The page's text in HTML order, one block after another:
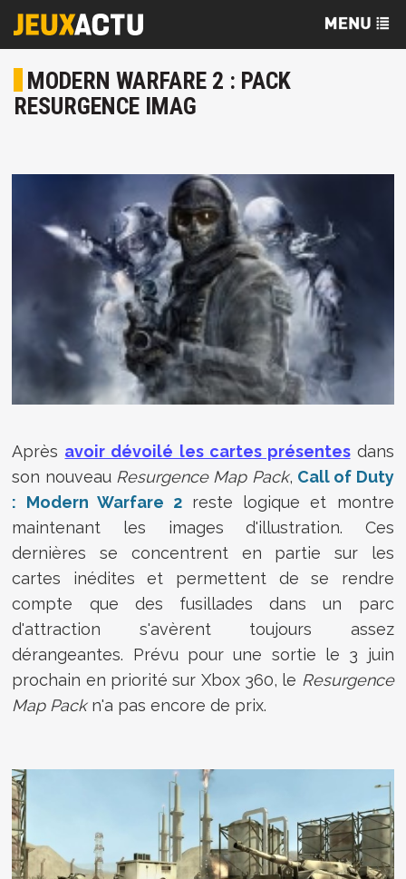
MODERN WARFARE 2 : PACK
RESURGENCE IMAG
Après avoir dévoilé les cartes présentesdans
son nouveau Resurgence Map Pack, Call of Duty
: Modern Warfare 2reste logique et montre
maintenant les images d'illustration. Ces
dernières se concentrent en partie sur les
cartes inédites et permettent de se rendre
compte que des fusillades dans un parc
d'attraction s'avèrent toujours assez
dérangeantes. Prévu pour une sortie le 3 juin
prochain en priorité sur Xbox 360, le Resurgence
Map Packn'a pas encore de prix.